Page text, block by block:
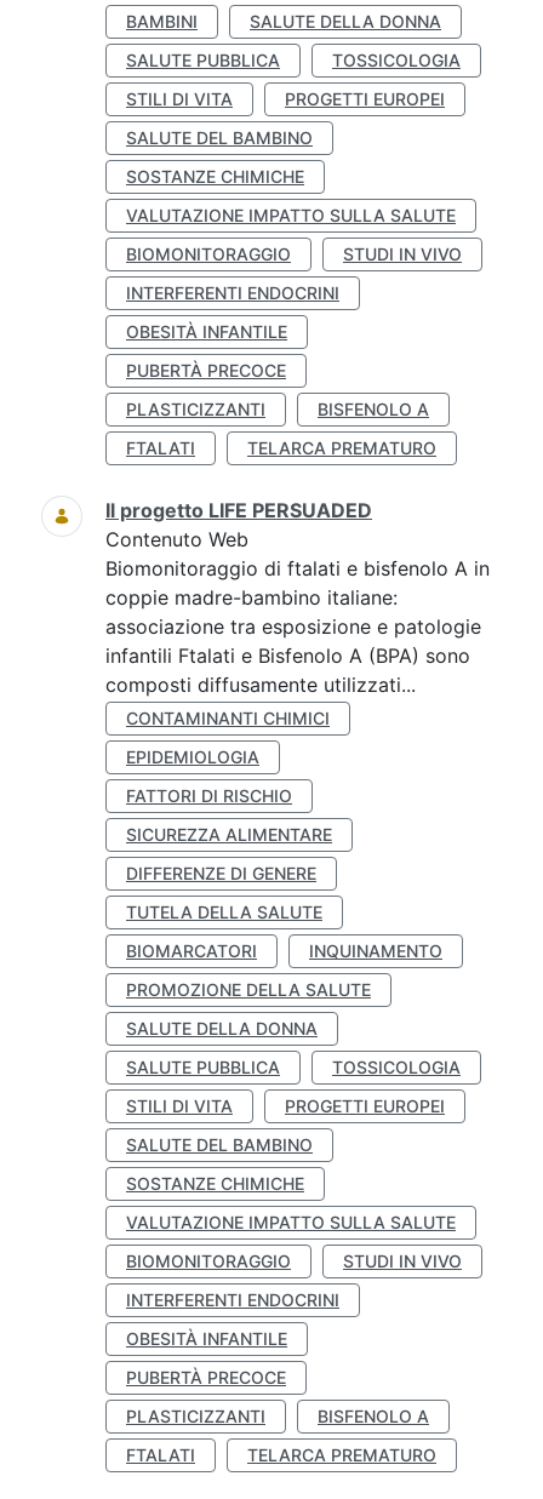
BAMBINI
SALUTE DELLA DONNA
SALUTE PUBBLICA
TOSSICOLOGIA
STILI DI VITA
PROGETTI EUROPEI
SALUTE DEL BAMBINO
SOSTANZE CHIMICHE
VALUTAZIONE IMPATTO SULLA SALUTE
BIOMONITORAGGIO
STUDI IN VIVO
INTERFERENTI ENDOCRINI
OBESITÀ INFANTILE
PUBERTÀ PRECOCE
PLASTICIZZANTI
BISFENOLO A
FTALATI
TELARCA PREMATURO
Il progetto LIFE PERSUADED
Contenuto Web
Biomonitoraggio di ftalati e bisfenolo A in
coppie madre-bambino italiane:
associazione tra esposizione e patologie
infantili Ftalati e Bisfenolo A (BPA) sono
composti diffusamente utilizzati...
CONTAMINANTI CHIMICI
EPIDEMIOLOGIA
FATTORI DI RISCHIO
SICUREZZA ALIMENTARE
DIFFERENZE DI GENERE
TUTELA DELLA SALUTE
BIOMARCATORI
INQUINAMENTO
PROMOZIONE DELLA SALUTE
SALUTE DELLA DONNA
SALUTE PUBBLICA
TOSSICOLOGIA
STILI DI VITA
PROGETTI EUROPEI
SALUTE DEL BAMBINO
SOSTANZE CHIMICHE
VALUTAZIONE IMPATTO SULLA SALUTE
BIOMONITORAGGIO
STUDI IN VIVO
INTERFERENTI ENDOCRINI
OBESITÀ INFANTILE
PUBERTÀ PRECOCE
PLASTICIZZANTI
BISFENOLO A
FTALATI
TELARCA PREMATURO